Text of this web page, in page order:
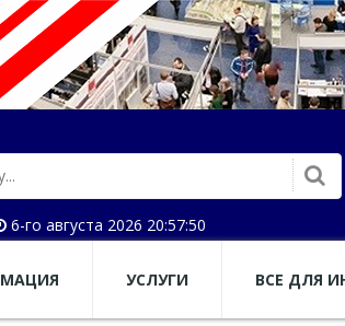
6-го августа 2026 20:57:50
УСЛУГИ ВСЕ ДЛЯ